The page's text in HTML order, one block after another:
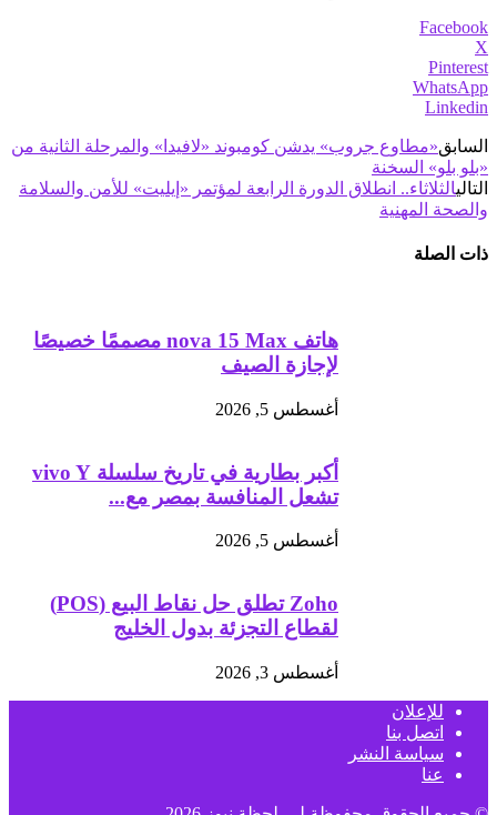
Facebook
X
Pinterest
WhatsApp
Linkedin
السابق«مطاوع جروب» يدشن كومبوند «لافيدا» والمرحلة الثانية من
«بلو بلو» السخنة
التاليالثلاثاء.. انطلاق الدورة الرابعة لمؤتمر «إيليت» للأمن والسلامة
والصحة المهنية
ذات الصلة
هاتف nova 15 Max مصممًا خصيصًا
لإجازة الصيف
أغسطس 5, 2026
أكبر بطارية في تاريخ سلسلة vivo Y
تشعل المنافسة بمصر مع...
أغسطس 5, 2026
Zoho تطلق حل نقاط البيع (POS)
لقطاع التجزئة بدول الخليج
أغسطس 3, 2026
للإعلان
اتصل بنا
سياسة النشر
عنا